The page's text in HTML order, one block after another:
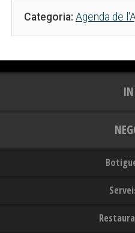
Categoria: Agenda de